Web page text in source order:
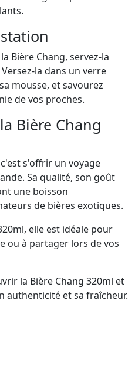
Bière Chang, servez-la
la dans un verre
mousse, et savourez
de vos proches.
Bière Chang
s'offrir un voyage
Sa qualité, son goût
une boisson
de bières exotiques.
elle est idéale pour
ou à partager lors de vos
la Bière Chang 320ml et
authenticité et sa fraîcheur.